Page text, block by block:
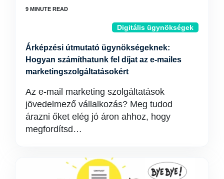
Digitális ügynökségek
Árképzési útmutató ügynökségeknek:
Hogyan számíthatunk fel díjat az e-mailes
marketingszolgáltatásokért
Az e-mail marketing szolgáltatások
jövedelmező vállalkozás? Meg tudod
árazni őket elég jó áron ahhoz, hogy
megfordítsd…